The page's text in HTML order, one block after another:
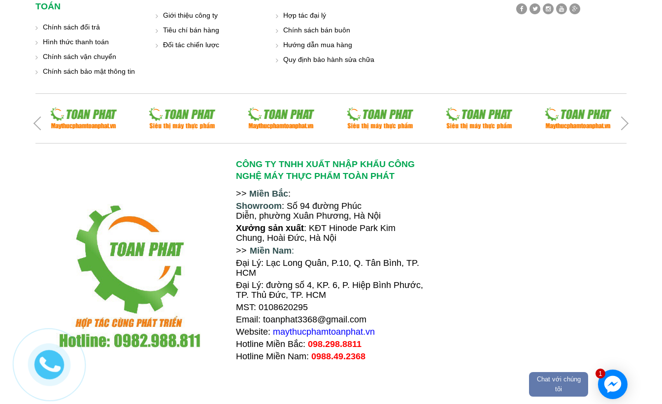
TOÁN
Chính sách đổi trả
Hình thức thanh toán
Chính sách vận chuyển
Chính sách bảo mật thông tin
Giới thiệu công ty
Tiêu chí bán hàng
Đối tác chiến lược
Hợp tác đại lý
Chính sách bán buôn
Hướng dẫn mua hàng
Quy định bảo hành sửa chữa
CÔNG TY TNHH XUẤT NHẬP KHẨU CÔNG
NGHỆ MÁY THỰC PHẨM TOÀN PHÁT
>> Miền Bắc:
Showroom: Số 94 đường Phúc
Diễn, phường Xuân Phương, Hà Nội
Xưởng sản xuất: KĐT Hinode Park Kim
Chung, Hoài Đức, Hà Nội
>> Miền Nam:
Đại Lý: Lạc Long Quân, P.10, Q. Tân Bình, TP.
HCM
Đại Lý: đường số 4, KP. 6, P. Hiệp Bình Phước,
TP. Thủ Đức, TP. HCM
MST: 0108620295
Email: toanphat3368@gmail.com
Website: maythucphamtoanphat.vn
Hotline Miền Bắc: 098.298.8811
Hotline Miền Nam: 0988.49.2368
1
Chat với chúng
tôi